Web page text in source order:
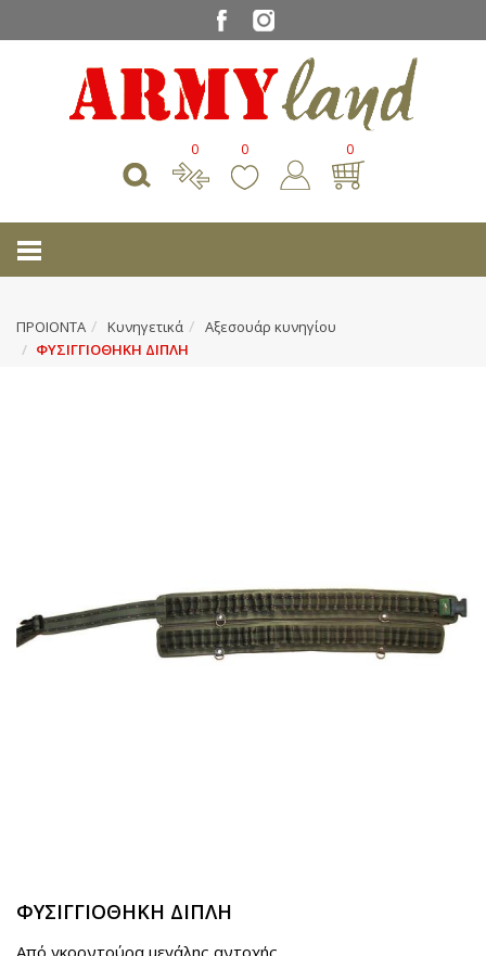
0 0 0
ΠΡΟΙΟΝΤΑ Κυνηγετικά
Αξεσουάρ κυνηγίου
ΦΥΣΙΓΓΙΟΘΗΚΗ ΔΙΠΛΗ
ΦΥΣΙΓΓΙΟΘΗΚΗ ΔΙΠΛΗ